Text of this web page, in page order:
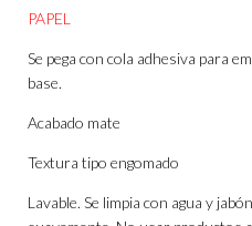
PAPEL
Se pega con cola adhesiva para
base.
Acabado mate
Textura tipo engomado
Lavable. Se limpia con agua y